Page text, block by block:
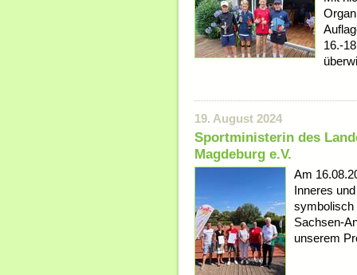
16.-
19. August 2024
Sportministerin des
Magdeburg e.V.
Am
Inneres
symbolisch
Sachsen-
unserem